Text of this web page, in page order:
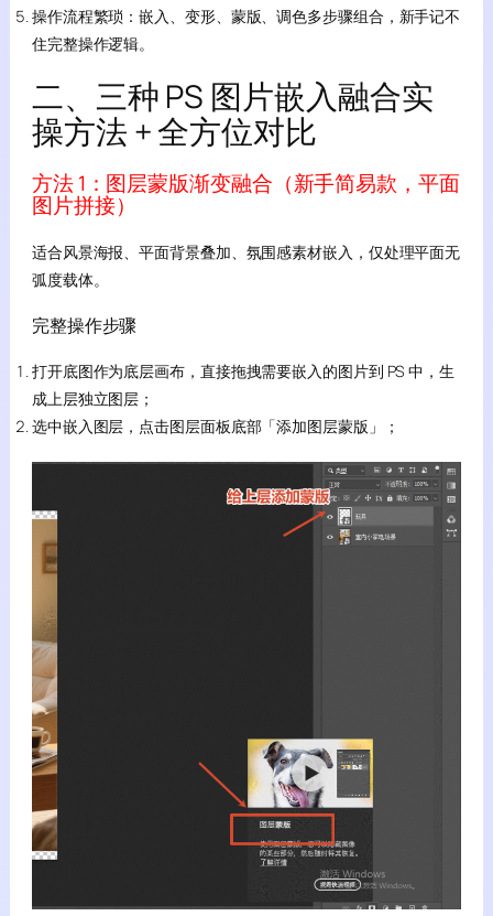
操作流程繁琐：嵌入、变形、蒙版、调色多步骤组合，新手记不
住完整操作逻辑。
二、三种 PS 图片嵌入融合实
操方法 + 全方位对比
方法 1：图层蒙版渐变融合（新手简易款，平面
图片拼接）
适合风景海报、平面背景叠加、氛围感素材嵌入，仅处理平面无
弧度载体。
完整操作步骤
打开底图作为底层画布，直接拖拽需要嵌入的图片到 PS 中，生
成上层独立图层；
选中嵌入图层，点击图层面板底部「添加图层蒙版」；